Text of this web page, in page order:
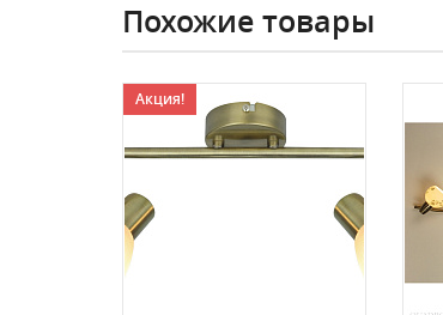
Похожие товары
Акция!